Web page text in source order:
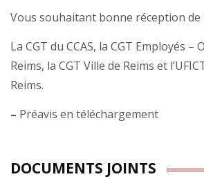
Vous souhaitant bonne réception de
La CGT du CCAS, la CGT Employés –
Reims, la CGT Ville de Reims et
Reims.
– Préavis en téléchargement
DOCUMENTS JOINTS